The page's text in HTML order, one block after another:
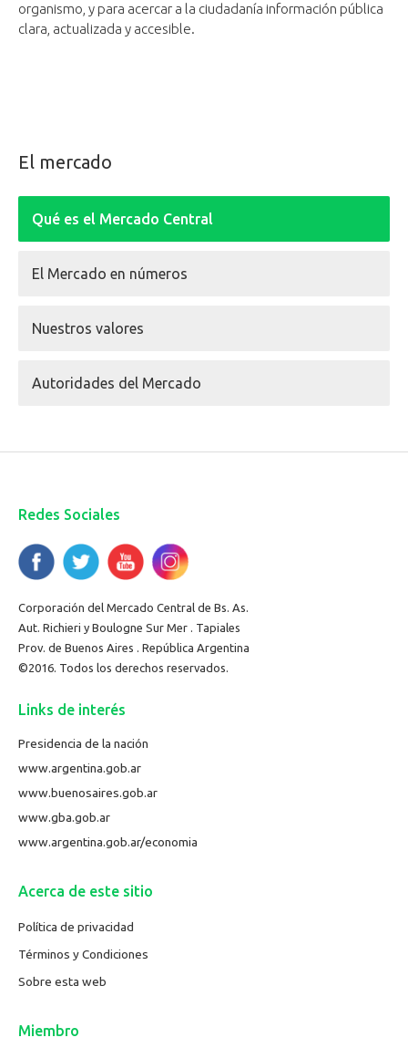
organismo, y para acercar a la ciudadanía información pública
clara, actualizada y accesible.
El mercado
Qué es el Mercado Central
El Mercado en números
Nuestros valores
Autoridades del Mercado
Redes Sociales
Corporación del Mercado Central de Bs. As.
Aut. Richieri y Boulogne Sur Mer . Tapiales
Prov. de Buenos Aires . República Argentina
©2016. Todos los derechos reservados.
Links de interés
Presidencia de la nación
www.argentina.gob.ar
www.buenosaires.gob.ar
www.gba.gob.ar
www.argentina.gob.ar/economia
Acerca de este sitio
Política de privacidad
Términos y Condiciones
Sobre esta web
Miembro